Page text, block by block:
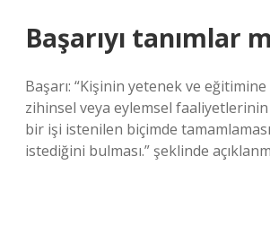
Başarıyı tanımlar
Başarı: “Kişinin yetenek ve
zihinsel veya eylemsel
bir işi istenilen biçimde
istediğini bulması.” şeklinde